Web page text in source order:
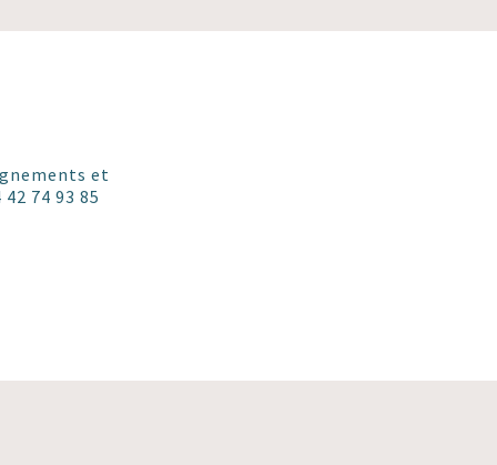
et
74 93 85